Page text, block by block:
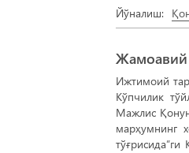
Йўналиш:
Жамоавий
Ижтимоий
Кўпчилик
Мажлис
марҳумнинг